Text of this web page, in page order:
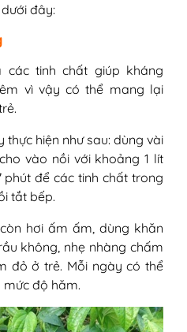
đây:
tinh chất giúp kháng
vì vậy có thể mang lại
thực hiện như sau: dùng vài
vào nồi với khoảng 1 lít
phút để các tinh chất trong
tắt bếp.
hơi ấm ấm, dùng khăn
không, nhẹ nhàng chấm
đỏ ở trẻ. Mỗi ngày có thể
mức độ hăm.